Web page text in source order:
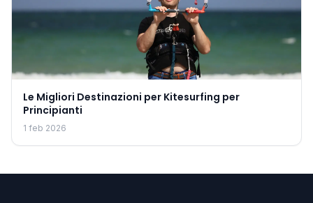
Le Migliori Destinazioni per Kitesurfing per
Principianti
1 feb 2026